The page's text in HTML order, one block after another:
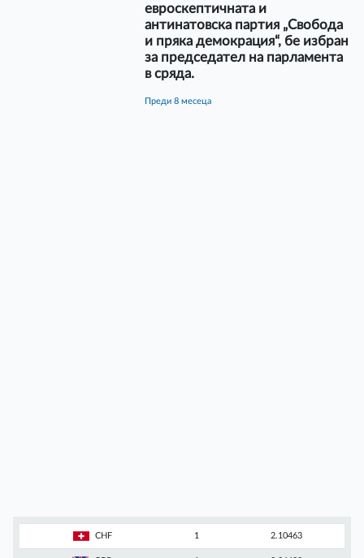
евроскептичната и
антинатовска партия „Свобода
и пряка демокрация“, бе избран
за председател на парламента
в сряда.
преди 8 месеца
CHF 1 2.10463